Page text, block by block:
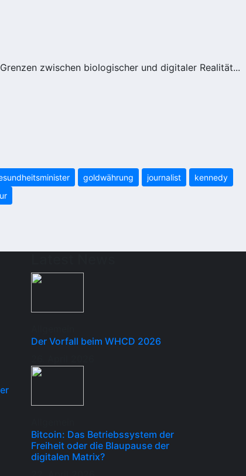
zwischen biologischer und digitaler Realität...
goldwährung journalist
kennedy
Der Vorfall beim WHCD 2026
Bitcoin: Das Betriebssystem der
Freiheit oder die Blaupause der
digitalen Matrix?